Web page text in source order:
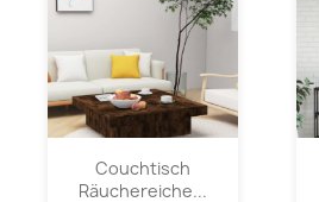
Couchtisch
Räuchereiche...